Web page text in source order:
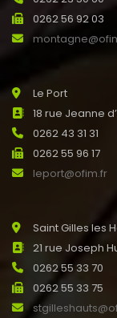
0262 56 92 03
Le Port
18 rue Jeanne
0262 43 31 31
0262 55 96 17
leport@ofim.fr
Saint Gilles les
21 rue Joseph
0262 55 33 70
0262 55 33 75